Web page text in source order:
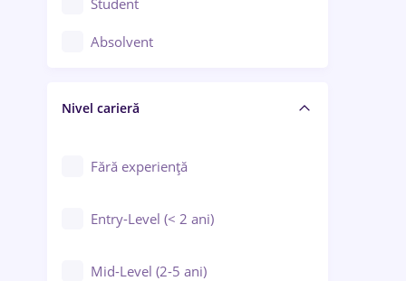
Controlul calității
Educație / Training / Arte
Student
Absolvent
Nivel carieră
Fără experiență
Entry-Level (< 2 ani)
Mid-Level (2-5 ani)